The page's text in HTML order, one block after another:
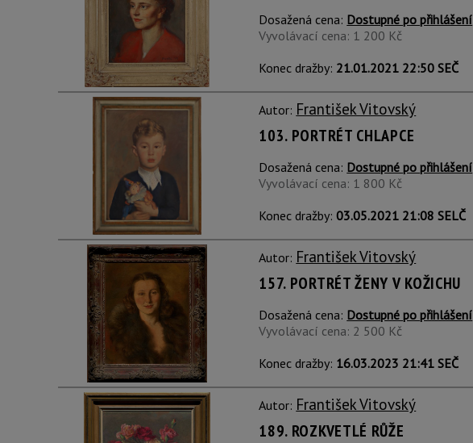
Dosažená cena: Dostupné po přihlášení
Vyvolávací cena: 1 200 Kč
Konec dražby: 21.01.2021 22:50 SEČ
Autor: František Vitovský
103. PORTRÉT CHLAPCE
Dosažená cena: Dostupné po přihlášení
Vyvolávací cena: 1 800 Kč
Konec dražby:03.05.2021 21:08 SELČ
Autor: František Vitovský
157. PORTRÉT ŽENY V KOŽICHU
Dosažená cena: Dostupné po přihlášení
Vyvolávací cena: 2 500 Kč
Konec dražby: 16.03.2023 21:41 SEČ
Autor: František Vitovský
189. ROZKVETLÉ RŮŽE